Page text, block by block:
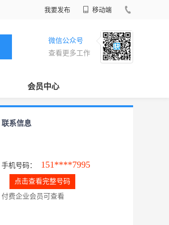
我要发布 移动端
微信公众号
查看更多工作
会员中心
联系信息
手机号码： 151****7995
点击查看完整号码
付费企业会员可查看